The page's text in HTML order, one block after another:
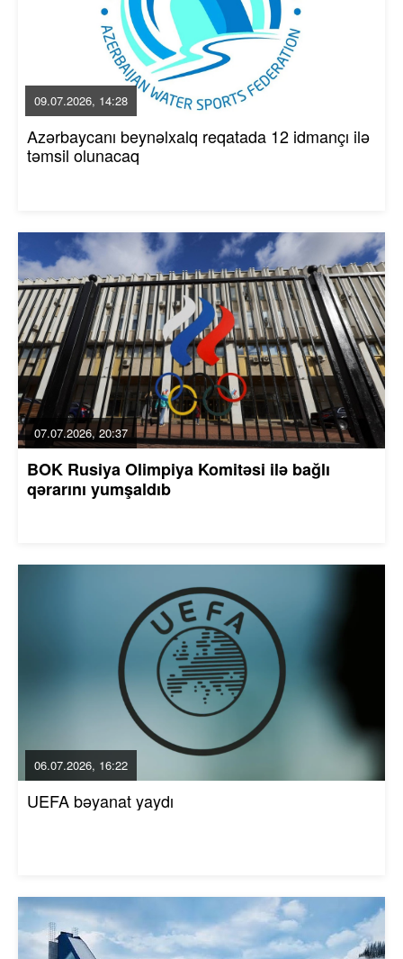
09.07.2026, 14:28
Azərbaycanı beynəlxalq reqatada 12 idmançı ilə
təmsil olunacaq
07.07.2026, 20:37
BOK Rusiya Olimpiya Komitəsi ilə bağlı
qərarını yumşaldıb
06.07.2026, 16:22
UEFA bəyanat yaydı